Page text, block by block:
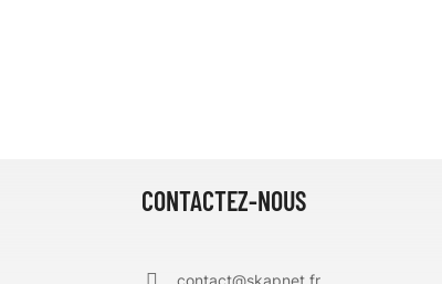
CONTACTEZ-NOUS
contact@skapnet.fr